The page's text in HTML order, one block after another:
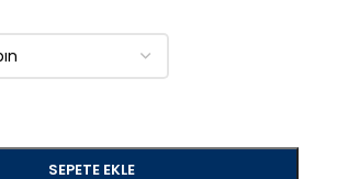
SEPETE EKLE